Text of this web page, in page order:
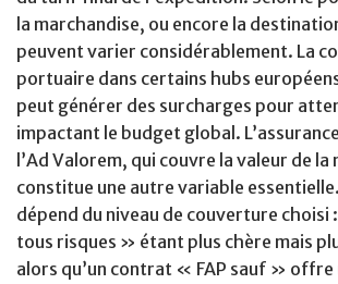
la marchandise, ou encore la
peuvent varier considérablement. La
portuaire dans certains hubs
peut générer des surcharges pour
impactant le budget global.
l’Ad Valorem, qui couvre la valeur de
constitue une autre variable
dépend du niveau de couverture
tous risques » étant plus chère mais
alors qu’un contrat « FAP sauf »